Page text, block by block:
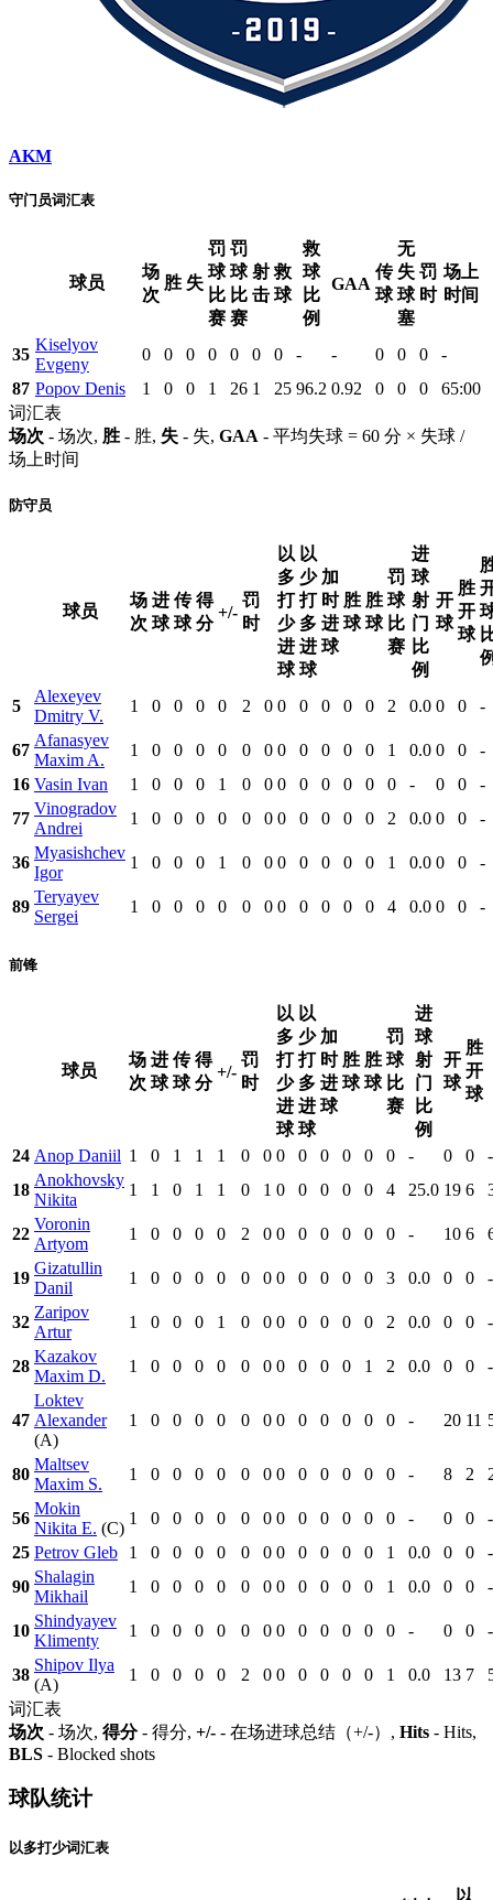
AKM
守门员词汇表
球员
场
次
胜 失
罚
球
比
赛
罚
球
比
赛
射
击
救
球
救
球
比
例
GAA
传
球
无
失
球
塞
罚
时
场上
时间
35
Kiselyov
Evgeny
0 0 0 0 0 0 0 - - 0 0 0
-
87 Popov Denis 1 0 0 1 26 1 25 96.2 0.92 0 0 0
65:00
词汇表
场次 - 场次, 胜 - 胜, 失 - 失, GAA - 平均失球 = 60 分 × 失球 /
场上时间
防守员
球员
场
次
进
球
传
球
得
分
+/-
罚
时
以
多
打
少
进
球
以
少
打
多
进
球
加
时
进
球
胜
球
胜
球
罚
球
比
赛
进
球
射
门
比
例
开
球
胜
开
球
5
Alexeyev
Dmitry V.
1 0 0 0 0 2 0 0 0 0 0 0 2 0.0 0 0 -
67
Afanasyev
Maxim A.
1 0 0 0 0 0 0 0 0 0 0 0 1 0.0 0 0
-
16 Vasin Ivan 1 0 0 0 1 0 0 0 0 0 0 0 0 - 0 0
-
77
Vinogradov
Andrei
1 0 0 0 0 0 0 0 0 0 0 0 2 0.0 0 0 -
36
Myasishchev
Igor
1 0 0 0 1 0 0 0 0 0 0 0 1 0.0 0 0 -
89
Teryayev
Sergei
1 0 0 0 0 0 0 0 0 0 0 0 4 0.0 0 0 -
前锋
球员
场
次
进
球
传
球
得
分
+/-
罚
时
以
多
打
少
进
球
以
少
打
多
进
球
加
时
进
球
胜
球
胜
球
罚
球
比
赛
进
球
射
门
比
例
开
球
胜
开
球
24 Anop Daniil 1 0 1 1 1 0 0 0 0 0 0 0 0 - 0 0
-
18
Anokhovsky
Nikita
1 1 0 1 1 0 1 0 0 0 0 0 4 25.0 19 6
22
Voronin
Artyom
1 0 0 0 0 2 0 0 0 0 0 0 0 - 10 6
19
Gizatullin
Danil
1 0 0 0 0 0 0 0 0 0 0 0 3 0.0 0 0 -
32
Zaripov
Artur
1 0 0 0 1 0 0 0 0 0 0 0 2 0.0 0 0 -
28
Kazakov
Maxim D.
1 0 0 0 0 0 0 0 0 0 0 1 2 0.0 0 0 -
47
Loktev
Alexander
(A)
1 0 0 0 0 0 0 0 0 0 0 0 0 - 20 11
80
Maltsev
Maxim S.
1 0 0 0 0 0 0 0 0 0 0 0 0 - 8 2
56
Mokin
Nikita E. (C)
1 0 0 0 0 0 0 0 0 0 0 0 0 - 0 0
-
25 Petrov Gleb 1 0 0 0 0 0 0 0 0 0 0 0 1 0.0 0 0
-
90
Shalagin
Mikhail
1 0 0 0 0 0 0 0 0 0 0 0 1 0.0 0 0 -
10
Shindyayev
Klimenty
1 0 0 0 0 0 0 0 0 0 0 0 0 - 0 0 -
38
Shipov Ilya
(A)
1 0 0 0 0 2 0 0 0 0 0 0 1 0.0 13 7
词汇表
场次 - 场次, 得分- 得分, +/- - 在场进球总结（+/-）, Hits - Hits,
BLS - Blocked shots
球队统计
以多打少词汇表
以